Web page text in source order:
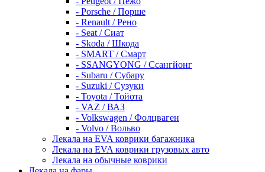
- Porsche / Порше
- Renault / Рено
- Seat / Сиат
- Skoda / Шкода
- SMART / Смарт
- SSANGYONG / Ссангйонг
- Subaru / Субару
- Suzuki / Сузуки
- Toyota / Тойота
- VAZ / ВАЗ
- Volkswagen / Фолцваген
- Volvo / Вольво
Лекала на EVA коврики багажника
Лекала на EVA коврики грузовых авто
Лекала на обычные коврики